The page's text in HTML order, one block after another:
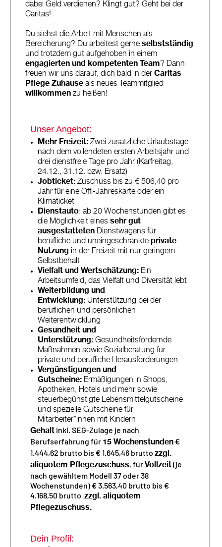
dabei Geld verdienen? Klingt gut? Geht bei der
Caritas!
Du siehst die Arbeit mit Menschen als
Bereicherung? Du arbeitest gerne selbstständig
und trotzdem gut aufgehoben in einem
engagierten und kompetenten Team ? Dann
freuen wir uns darauf, dich bald in der Caritas
Pflege Zuhause als neues Teammitglied
willkommen zu heißen!
Unser Angebot:
Mehr Freizeit: Zwei zusätzliche Urlaubstage
nach dem vollendeten ersten Arbeitsjahr und
drei dienstfreie Tage pro Jahr (Karfreitag,
24.12., 31.12. bzw. Ersatz)
Jobticket: Zuschuss bis zu € 506,40 pro
Jahr für eine Öffi-Jahreskarte oder ein
Klimaticket
Dienstauto: ab 20 Wochenstunden gibt es
die Möglichkeit eines sehr gut
ausgestatteten Dienstwagens für
berufliche und uneingeschränkte private
Nutzung in der Freizeit mit nur geringem
Selbstbehalt
Vielfalt und Wertschätzung: Ein
Arbeitsumfeld, das Vielfalt und Diversität lebt
Weiterbildung und
Entwicklung: Unterstützung bei der
beruflichen und persönlichen
Weiterentwicklung
Gesundheit und
Unterstützung: Gesundheitsfördernde
Maßnahmen sowie Sozialberatung für
private und berufliche Herausforderungen
Vergünstigungen und
Gutscheine: Ermäßigungen in Shops,
Apotheken, Hotels und mehr sowie
steuerbegünstigte Lebensmittelgutscheine
und spezielle Gutscheine für
Mitarbeiter*innen mit Kindern
Gehalt inkl. SEG-Zulage je nach
Berufserfahrung für 15 Wochenstunden €
1.444,62 brutto bis € 1.645,46 brutto zzgl.
aliquotem Pflegezuschuss, für Vollzeit(je
nach gewähltem Modell 37 oder 38
Wochenstunden) € 3.563,40 brutto bis €
4.168,50 brutto zzgl. aliquotem
Pflegezuschuss.
Dein Profil: